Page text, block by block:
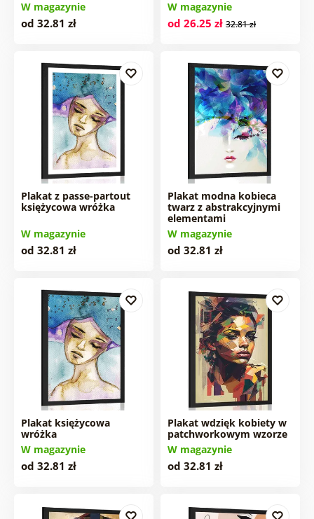
W magazynie
od 32.81 zł
W magazynie
od 26.25 zł 32.81 zł
Plakat z passe-partout
księżycowa wróżka
W magazynie
od 32.81 zł
Plakat modna kobieca
twarz z abstrakcyjnymi
elementami
W magazynie
od 32.81 zł
Plakat księżycowa
wróżka
W magazynie
od 32.81 zł
Plakat wdzięk kobiety w
patchworkowym wzorze
W magazynie
od 32.81 zł